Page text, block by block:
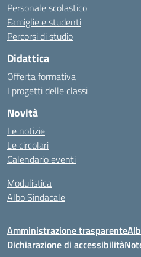
Personale scolastico
Famiglie e studenti
Percorsi di studio
Didattica
Offerta formativa
I progetti delle classi
Novità
Le notizie
Le circolari
Calendario eventi
Modulistica
Albo Sindacale
Amministrazione trasparente
Dichiarazione di accessibilità